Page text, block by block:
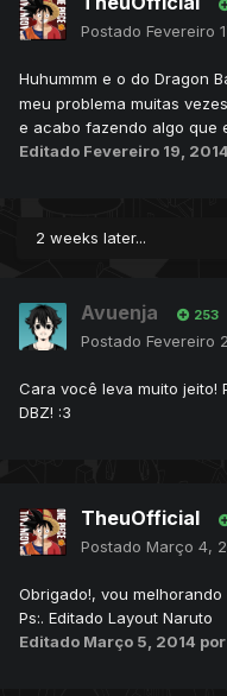
Postado Fevereiro
Huhummm e o do Dragon
meu problema muitas
e acabo fazendo algo que
Editado Fevereiro 19, 2014
2 weeks later...
Avuenja 253
Postado Fevereiro
Cara você leva muito jeito!
DBZ! :3
TheuOfficial
Postado Março 4,
Obrigado!, vou melhorando
Ps:. Editado Layout Naruto
Editado Março 5, 2014